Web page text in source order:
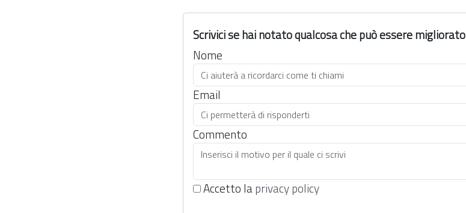
Scrivici se hai notato qualcosa che può essere migliorato
Nome
Email
Commento
Accetto laprivacy policy